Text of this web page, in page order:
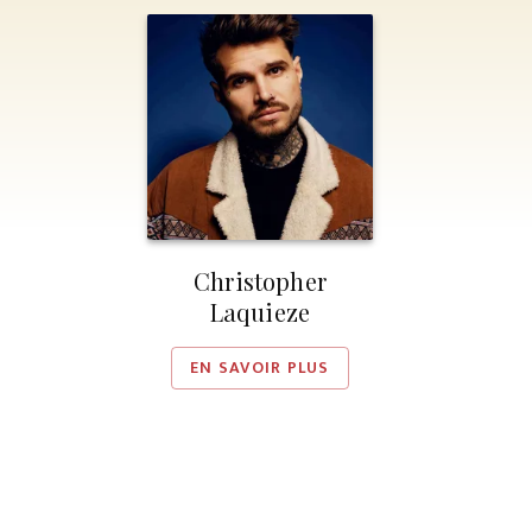
Christopher
Laquieze
EN SAVOIR PLUS